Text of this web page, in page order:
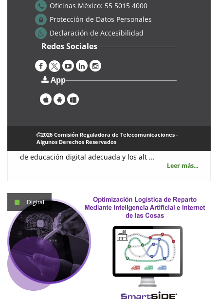
Sexto Foro. IA para MIPyMEs
Retos, oportunidades y acciones para la transformación digital
crucial pero menos discutido de lo que debería ser. A
pesar de los desafíos como la brecha digital, la falta
de educación digital adecuada y los alt ...
Leer más...
Digital
Oficinas México: 55 5015 4000
Protección de Datos Personales
Declaración de Accesibilidad
Redes Sociales
App
2026 Comisión Reguladora de Telecomunicaciones -
Algunos Derechos Reservados